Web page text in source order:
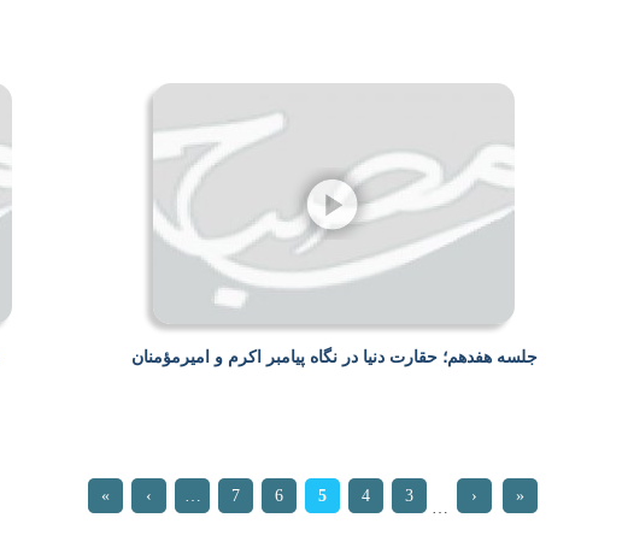
جلسه هفدهم؛ حقارت دنیا در نگاه پیامبر اکرم و امیرمؤمنان‌
«
‹
…
3
4
5
6
7
…
›
»